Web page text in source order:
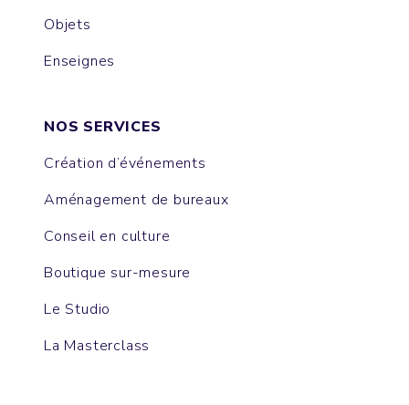
Objets
Enseignes
NOS SERVICES
Création d’événements
Aménagement de bureaux
Conseil en culture
Boutique sur-mesure
Le Studio
La Masterclass